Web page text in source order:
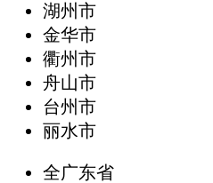
湖州市
金华市
衢州市
舟山市
台州市
丽水市
全广东省